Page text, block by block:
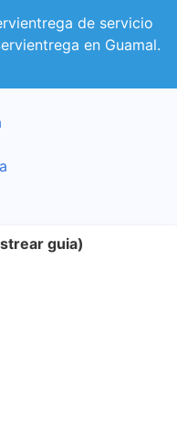
de servicio
en Guamal.
guia)